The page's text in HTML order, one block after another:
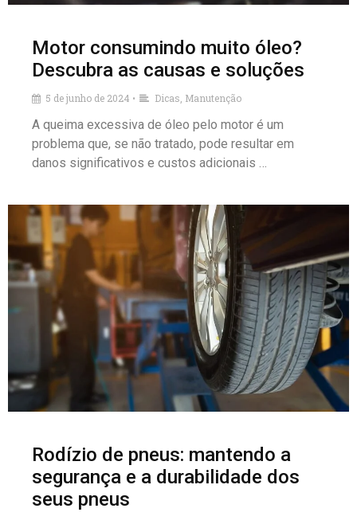
Motor consumindo muito óleo?
Descubra as causas e soluções
5 de junho de 2024 • Dicas Manutenção
A queima excessiva de óleo pelo motor é um
problema que, se não tratado, pode resultar em
danos significativos e custos adicionais …
Rodízio de pneus: mantendo a
segurança e a durabilidade dos
seus pneus